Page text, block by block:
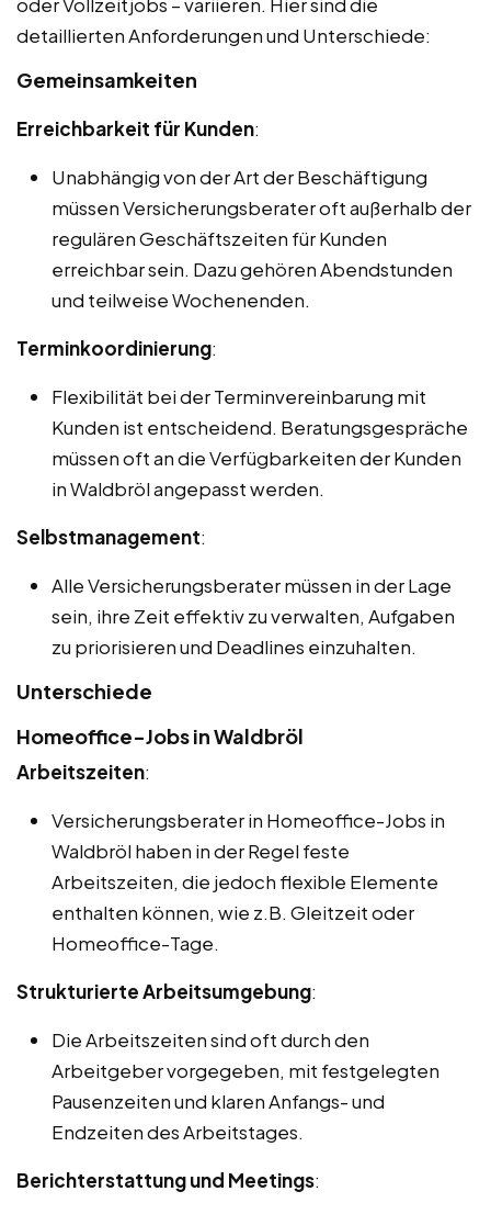
detaillierten Anforderungen und Unterschiede:
Gemeinsamkeiten
Erreichbarkeit für Kunden:
Unabhängig von der Art der Beschäftigung
müssen Versicherungsberater oft außerhalb der
regulären Geschäftszeiten für Kunden
erreichbar sein. Dazu gehören Abendstunden
und teilweise Wochenenden.
Terminkoordinierung:
Flexibilität bei der Terminvereinbarung mit
Kunden ist entscheidend. Beratungsgespräche
müssen oft an die Verfügbarkeiten der Kunden
in Waldbröl angepasst werden.
Selbstmanagement:
Alle Versicherungsberater müssen in der Lage
sein, ihre Zeit effektiv zu verwalten, Aufgaben
zu priorisieren und Deadlines einzuhalten.
Unterschiede
Homeoffice-Jobs in Waldbröl
Arbeitszeiten:
Versicherungsberater in Homeoffice-Jobs in
Waldbröl haben in der Regel feste
Arbeitszeiten, die jedoch flexible Elemente
enthalten können, wie z.B. Gleitzeit oder
Homeoffice-Tage.
Strukturierte Arbeitsumgebung:
Die Arbeitszeiten sind oft durch den
Arbeitgeber vorgegeben, mit festgelegten
Pausenzeiten und klaren Anfangs- und
Endzeiten des Arbeitstages.
Berichterstattung und Meetings: